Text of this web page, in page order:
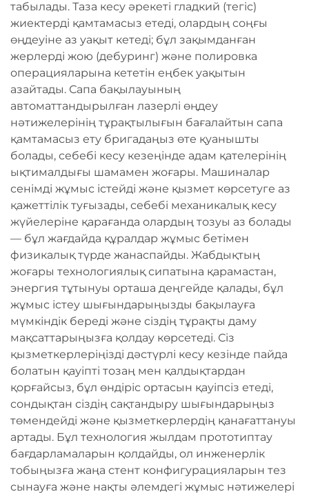
табылады. Таза кесу әрекеті гладкий (тегіс)
жиектерді қамтамасыз етеді, олардың соңғы
өңдеуіне аз уақыт кетеді; бұл зақымданған
жерлерді жою (дебуринг) және полировка
операцияларына кететін еңбек уақытын
азайтады. Сапа бақылауының
автоматтандырылған лазерлі өңдеу
нәтижелерінің тұрақтылығын бағалайтын сапа
қамтамасыз ету бригадаңыз өте қуанышты
болады, себебі кесу кезеңінде адам қателерінің
ықтималдығы шамамен жоғары. Машиналар
сенімді жұмыс істейді және қызмет көрсетуге аз
қажеттілік туғызады, себебі механикалық кесу
жүйелеріне қарағанда олардың тозуы аз болады
— бұл жағдайда құралдар жұмыс бетімен
физикалық түрде жанаспайды. Жабдықтың
жоғары технологиялық сипатына қарамастан,
энергия тұтынуы орташа деңгейде қалады, бұл
жұмыс істеу шығындарыңызды бақылауға
мүмкіндік береді және сіздің тұрақты даму
мақсаттарыңызға қолдау көрсетеді. Сіз
қызметкерлеріңізді дәстүрлі кесу кезінде пайда
болатын қауіпті тозаң мен қалдықтардан
қорғайсыз, бұл өндіріс ортасын қауіпсіз етеді,
сондықтан сіздің сақтандыру шығындарыңыз
төмендейді және қызметкерлердің қанағаттануы
артады. Бұл технология жылдам прототиптау
бағдарламаларын қолдайды, ол инженерлік
тобыңызға жаңа стент конфигурацияларын тез
сынауға және нақты әлемдегі жұмыс нәтижелері